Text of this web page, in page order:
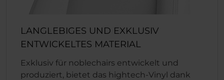
LANGLEBIGES UND EXKLUSIV
ENTWICKELTES MATERIAL
Exklusiv für noblechairs entwickelt und
produziert, bietet das hightech-Vinyl dank